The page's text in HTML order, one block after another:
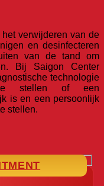
verwijderen van de
en desinfecteren
van de tand om
Bij Saigon Center
technologie
te stellen of een
is en een persoonlijk
stellen.